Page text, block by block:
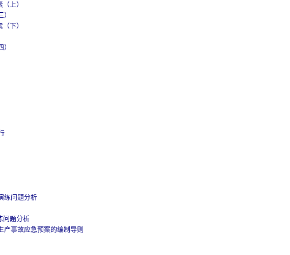
上）
下）
练问题分析
问题分析
产事故应急预案的编制导则